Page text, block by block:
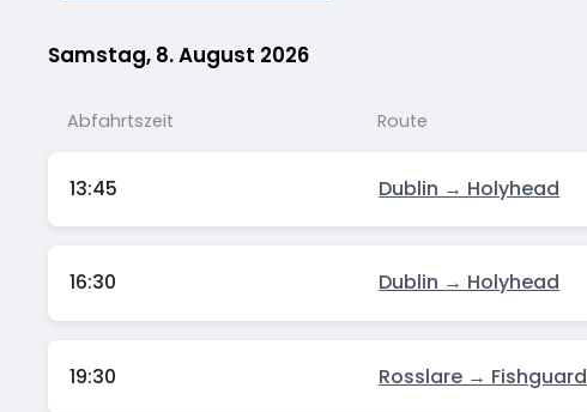
Samstag, 8. August 2026
Abfahrtszeit Route
13:45 Dublin → Holyhead
16:30 Dublin → Holyhead
19:30 Rosslare → Fishguard